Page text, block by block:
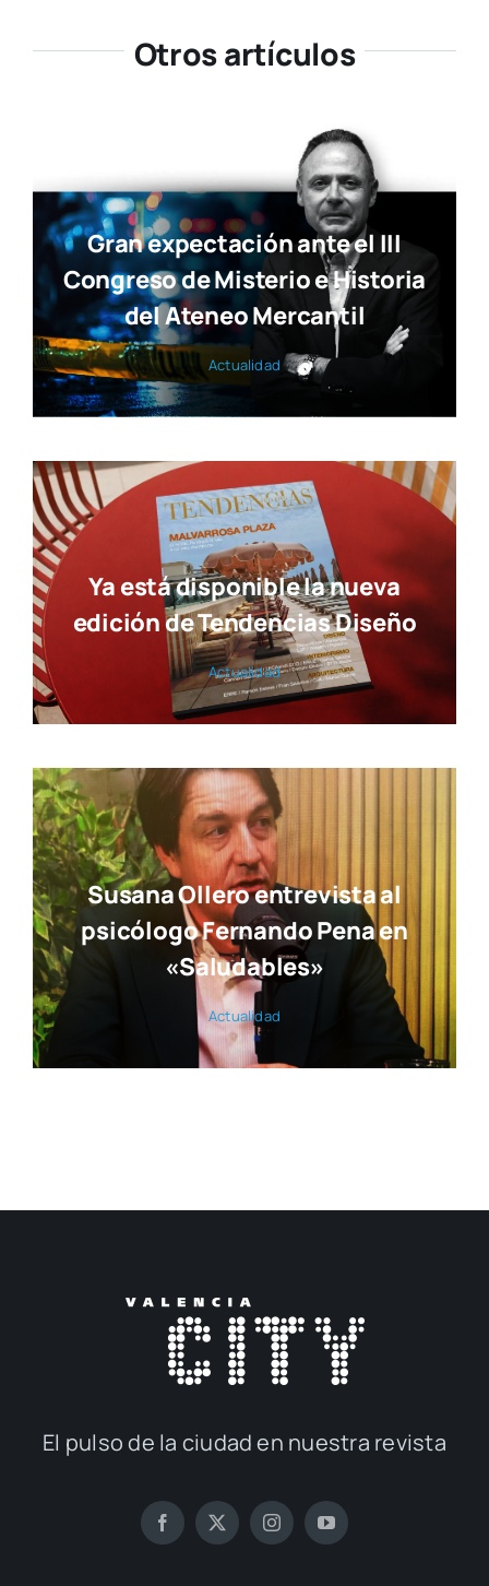
Otros artículos
Gran expectación ante el III
Congreso de Misterio e Historia
del Ateneo Mercantil
Actua­li­dad
Ya está disponible la nueva
edición de Tendencias Diseño
Actua­li­dad
Susana Ollero entrevista al
psicólogo Fernando Pena en
«Saludables»
Actua­li­dad
El pul­so de la ciu­dad en nues­tra revis­ta